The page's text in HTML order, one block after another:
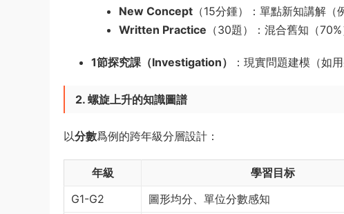
New Concept （15分鍾）：單點新知講解
Written Practice （30題）：混合舊知（
1節探究課（Investigation）​ ：現實問題建模（如
2. 螺旋上升的知識圖譜
以分數爲例的跨年級分層設計：
年級 學習目标
G1-G2
圖形均分、單位分數感知